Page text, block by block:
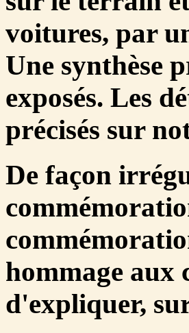
voitures, par
Une synthèse
exposés. Les
précisés sur
De façon
hommage aux
d'expliquer,